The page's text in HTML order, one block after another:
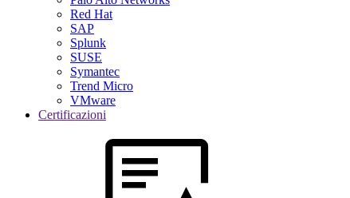
Red Hat
SAP
Splunk
SUSE
Symantec
Trend Micro
VMware
Certificazioni